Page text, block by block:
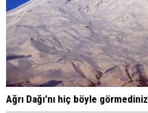
Ağrı Dağı'nı hiç böyle görmediniz